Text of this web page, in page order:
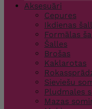
Aksesuāri
Cepures
Ikdienas
Formālas
Šalles
Brošas
Kaklarotas
Sieviešu
Pludmales
Mazas